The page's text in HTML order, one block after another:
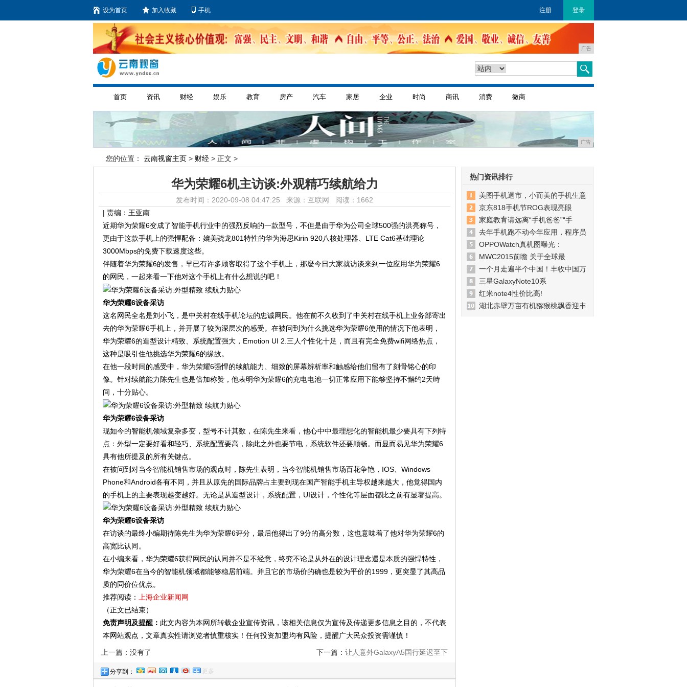
设为首页 加入收藏 手机 注册 登录
广告
首页 资讯 财经 娱乐 教育 房产 汽车 家居 企业 时尚 商讯 消费 微商
广告
您的位置： 云南视窗主页 > 财经 > 正文 >
华为荣耀6机主访谈:外观精巧续航给力
发布时间：2020-09-08 04:47:25 来源：互联网 阅读：1662
| 责编：王亚南
近期华为荣耀6变成了智能手机行业中的强烈反响的一款型号，不但是由于华为公司全球500强的洪亮称号，
更由于这款手机上的强悍配备：媲美骁龙801特性的华为海思Kirin 920八核处理器、LTE Cat6基础理论
3000Mbps的免费下载速度这些。
伴随着华为荣耀6的发售，早已有许多顾客取得了这个手机上，那麼今日大家就访谈来到一位应用华为荣耀6
的网民，一起来看一下他对这个手机上有什么想说的吧！
华为荣耀6设备采访
这名网民全名是刘小飞，是中关村在线手机论坛的忠诚网民。他在前不久收到了中关村在线手机上业务部寄出
去的华为荣耀6手机上，并开展了较为深层次的感受。在被问到为什么挑选华为荣耀6使用的情况下他表明，
华为荣耀6的造型设计精致、系统配置强大，Emotion UI 2.三人个性化十足，而且有完全免费wifi网络热点，
这种是吸引住他挑选华为荣耀6的缘故。
在他一段时间的感受中，华为荣耀6强悍的续航能力、细致的屏幕辨析率和触感给他们留有了刻骨铭心的印
像。针对续航能力陈先生也是倍加称赞，他表明华为荣耀6的充电电池一切正常应用下能够坚持不懈约2天時
间，十分贴心。
华为荣耀6设备采访
现如今的智能机领域复杂多变，型号不计其数，在陈先生来看，他心中中最理想化的智能机最少要具有下列特
点：外型一定要好看和轻巧、系统配置要高，除此之外也要节电，系统软件还要顺畅。而显而易见华为荣耀6
具有他所提及的所有关键点。
在被问到对当今智能机销售市场的观点时，陈先生表明，当今智能机销售市场百花争艳，IOS、Windows
Phone和Android各有不同，并且从原先的国际品牌占主要到现在国产智能手机主导权越来越大，他觉得国内
的手机上的主要表现越变越好。无论是从造型设计，系统配置，UI设计，个性化等层面都比之前有显著提高。
华为荣耀6设备采访
在访谈的最终小编期待陈先生为华为荣耀6评分，最后他得出了9分的高分数，这也意味着了他对华为荣耀6的
高宽比认同。
在小编来看，华为荣耀6获得网民的认同并不是不经意，终究不论是从外在的设计理念還是本质的强悍特性，
华为荣耀6在当今的智能机领域都能够稳居前端。并且它的市场价的确也是较为平价的1999，更突显了其高品
质的同价位优点。
推荐阅读： 上海企业新闻网
（正文已结束）
免责声明及提醒： 此文内容为本网所转载企业宣传资讯，该相关信息仅为宣传及传递更多信息之目的，不代表
本网站观点，文章真实性请浏览者慎重核实！任何投资加盟均有风险，提醒广大民众投资需谨慎！
上一篇：没有了 下一篇： 让人意外GalaxyA5国行延迟至下
分享到： 更多
热门资讯排行
美图手机退市，小而美的手机生意
京东818手机节ROG表现亮眼
家庭教育请远离“手机爸爸”“手
去年手机跑不动今年应用，程序员
OPPOWatch真机图曝光：
MWC2015前瞻 关于全球最
一个月走遍半个中国！丰收中国万
三星GalaxyNote10系
红米note4性价比高!
湖北赤壁万亩有机猕猴桃飘香迎丰